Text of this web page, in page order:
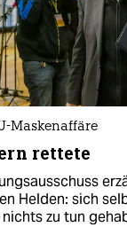
Maskenaffäre
rettete
Helden: sich
zu tun